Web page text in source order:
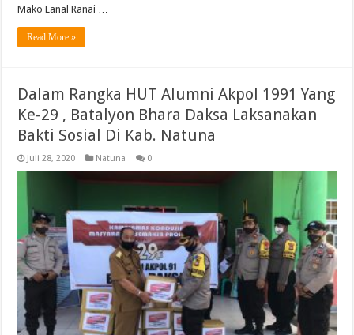
Mako Lanal Ranai …
Read More »
Dalam Rangka HUT Alumni Akpol 1991 Yang
Ke-29 , Batalyon Bhara Daksa Laksanakan
Bakti Sosial Di Kab. Natuna
Juli 28, 2020 Natuna 0